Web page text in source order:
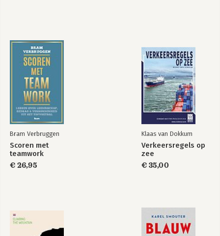
Maverick
Bekijk alle boeken
Bram Verbruggen
Scoren met
teamwork
€ 26,95
Klaas van Dokkum
Verkeersregels op
zee
€ 35,00